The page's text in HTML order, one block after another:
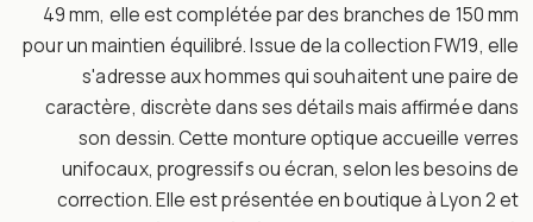
49 mm, elle est complétée par des branches de 150 mm
pour un maintien équilibré. Issue de la collection FW19, elle
s'adresse aux hommes qui souhaitent une paire de
caractère, discrète dans ses détails mais affirmée dans
son dessin. Cette monture optique accueille verres
unifocaux, progressifs ou écran, selon les besoins de
correction. Elle est présentée en boutique à Lyon 2 et